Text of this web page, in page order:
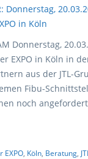
Donnerstag,
EXPO in Köln in
aus der JTL-
Fibu-
noch
EXPO, Köln, Beratung,